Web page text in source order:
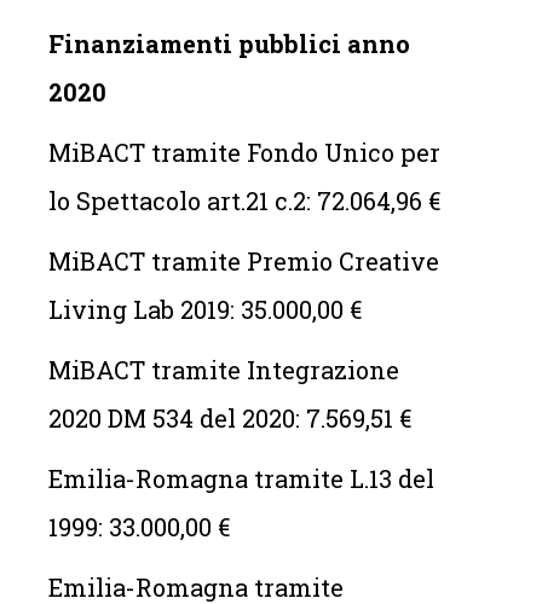
Finanziamenti pubblici anno
2020
MiBACT tramite Fondo Unico per
lo Spettacolo art.21 c.2: 72.064,96 €
MiBACT tramite Premio Creative
Living Lab 2019: 35.000,00 €
MiBACT tramite Integrazione
2020 DM 534 del 2020: 7.569,51 €
Emilia-Romagna tramite L.13 del
1999: 33.000,00 €
Emilia-Romagna tramite